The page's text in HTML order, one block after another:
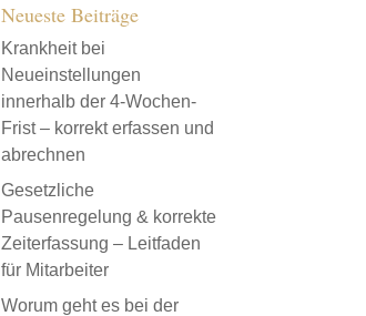
Neueste Beiträge
Krankheit bei
Neueinstellungen
innerhalb der 4-Wochen-
Frist – korrekt erfassen und
abrechnen
Gesetzliche
Pausenregelung & korrekte
Zeiterfassung – Leitfaden
für Mitarbeiter
Worum geht es bei der